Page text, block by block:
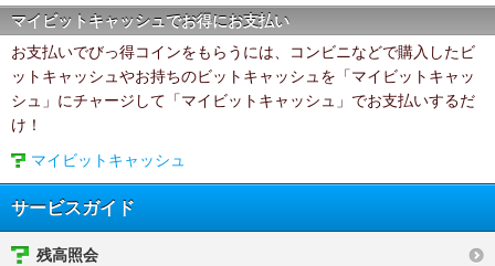
マイビットキャッシュでお得にお支払い
お支払いでびっ得コインをもらうには、コンビニなどで購入したビ
ットキャッシュやお持ちのビットキャッシュを「マイビットキャッ
シュ」にチャージして「マイビットキャッシュ」でお支払いするだ
け！
マイビットキャッシュ
サービスガイド
残高照会